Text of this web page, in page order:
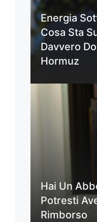
Energia
Cosa Sta
Davvero
Hormuz
Hai Un
Potresti
Rimborso